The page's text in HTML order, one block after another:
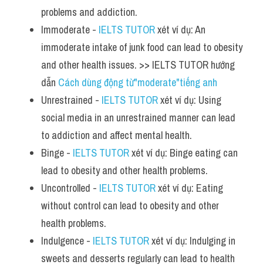
problems and addiction.
Immoderate - IELTS TUTOR xét ví dụ: An
immoderate intake of junk food can lead to obesity
and other health issues. >> IELTS TUTOR hướng
dẫn Cách dùng động từ"moderate"tiếng anh
Unrestrained - IELTS TUTOR xét ví dụ: Using
social media in an unrestrained manner can lead
to addiction and affect mental health.
Binge - IELTS TUTOR xét ví dụ: Binge eating can
lead to obesity and other health problems.
Uncontrolled - IELTS TUTOR xét ví dụ: Eating
without control can lead to obesity and other
health problems.
Indulgence - IELTS TUTOR xét ví dụ: Indulging in
sweets and desserts regularly can lead to health